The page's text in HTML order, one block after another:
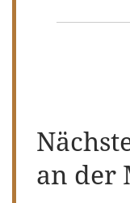
an der